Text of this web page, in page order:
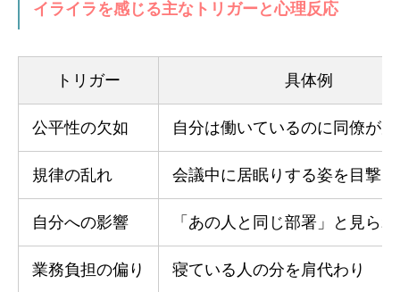
イライラを感じる主なトリガーと心理反応
トリガー 具体例
公平性の欠如 自分は働いているのに同僚が
規律の乱れ 会議中に居眠りする姿を目撃
自分への影響 「あの人と同じ部署」と見ら
業務負担の偏り 寝ている人の分を肩代わり